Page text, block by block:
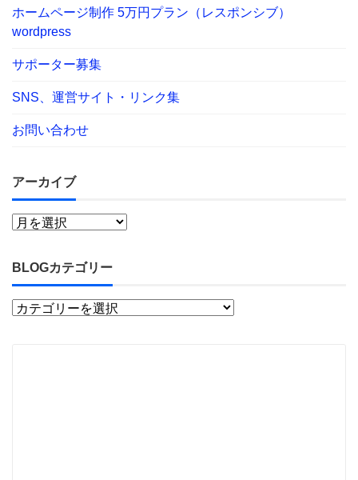
ホームページ制作 5万円プラン（レスポンシブ）
wordpress
サポーター募集
SNS、運営サイト・リンク集
お問い合わせ
アーカイブ
BLOGカテゴリー